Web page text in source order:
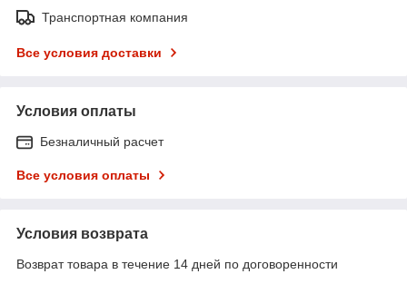
Транспортная компания
Все условия доставки
Условия оплаты
Безналичный расчет
Все условия оплаты
Условия возврата
Возврат товара в течение 14 дней по договоренности